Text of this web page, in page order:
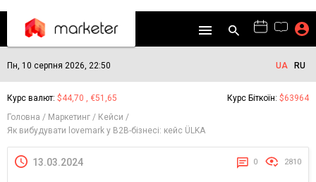
Пн, 10 серпня 2026, 22:50 UA RU
Курс валют: $44,70 , €51,65 Курс Біткоїн: $63964
Головна
Маркетинг
Кейси
Як вибудувати lovemark у B2B-бізнесі: кейс ÜLKA
13.03.2024 0 2810